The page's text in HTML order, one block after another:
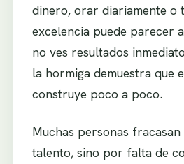
dinero, orar diariamente o
excelencia puede parecer
no ves resultados
la hormiga demuestra que
construye poco a poco.
Muchas personas
talento, sino por falta de